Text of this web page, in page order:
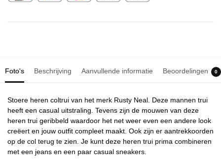
Foto's Beschrijving Aanvullende informatie Beoordelingen 0
Stoere heren coltrui van het merk Rusty Neal. Deze mannen trui
heeft een casual uitstraling. Tevens zijn de mouwen van deze
heren trui geribbeld waardoor het net weer even een andere look
creëert en jouw outfit compleet maakt. Ook zijn er aantrekkoorden
op de col terug te zien. Je kunt deze heren trui prima combineren
met een jeans en een paar casual sneakers.